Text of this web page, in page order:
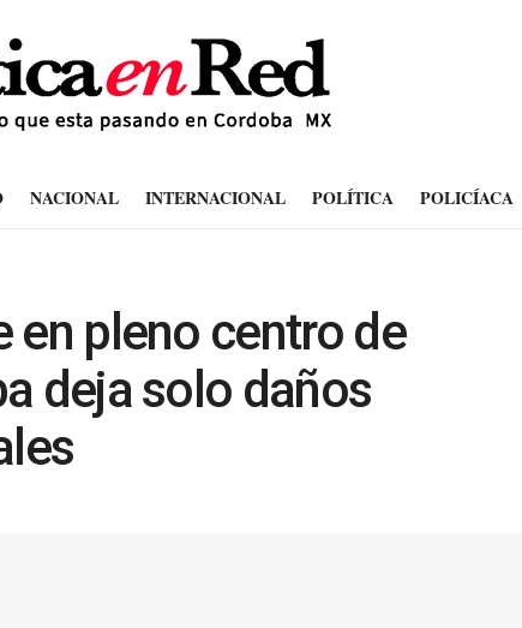
NACIONAL INTERNACIONAL POLÍTICA POLICÍACA
en pleno centro de
deja solo daños